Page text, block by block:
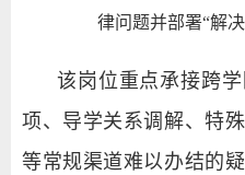
律问题并部署“解
该岗位重点承接跨
项、导学关系调解、特
等常规渠道难以办结的